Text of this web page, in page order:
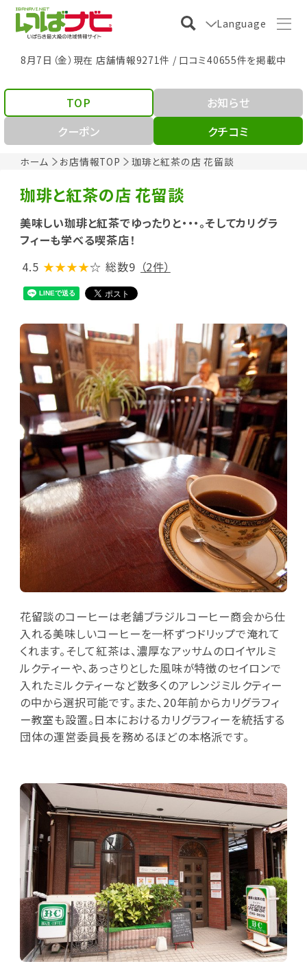
Language
8月7日（金）現在 店舗情報9271件 / 口コミ40655件を掲載中
ホーム お店情報TOP 珈琲と紅茶の店 花留談
TOP
お知らせ
クーポン
クチコミ
珈琲と紅茶の店 花留談
美味しい珈琲と紅茶でゆったりと・・・。そしてカリグラ
フィーも学べる喫茶店！
4.5 ★★★★☆ 総数9 （2件）
花留談のコーヒーは老舗ブラジルコーヒー商会から仕
入れる美味しいコーヒーを一杯ずつドリップで淹れて
くれます。そして紅茶は、濃厚なアッサムのロイヤルミ
ルクティーや、あっさりとした風味が特徴のセイロンで
入れたミルクティーなど数多くのアレンジミルクティー
の中から選択可能です。また、20年前からカリグラフィ
ー教室も設置。日本におけるカリグラフィーを統括する
団体の運営委員長を務めるほどの本格派です。